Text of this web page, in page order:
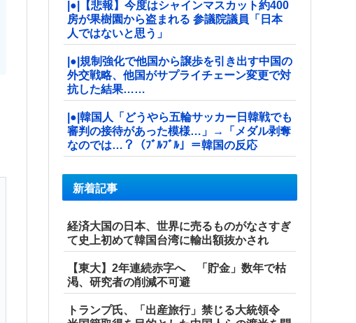
|●|【悲報】今度はシャインマスカット約400
房が果樹園から盗まれる 参議院議員「日本
人ではないと思う」
|●|規制強化で他国から譲歩を引き出す中国の
外交戦略、他国がサプライチェーン変更で対
抗した結果……
|●|韓国人「どうやら五輪サッカー日韓戦でも
審判の接待があった模様…」→「メダル剥奪
なのでは…？（ﾌﾞﾙﾌﾞﾙ」＝韓国の反応
新着記事
経済大国の日本、世界に売るものがなさすぎ
て史上初めて韓国台湾に輸出額抜かされ
【東大】2年連続赤字へ 「貯金」数年で枯
渇、研究者の削減不可避
トランプ氏、「出産旅行」禁じる大統領令